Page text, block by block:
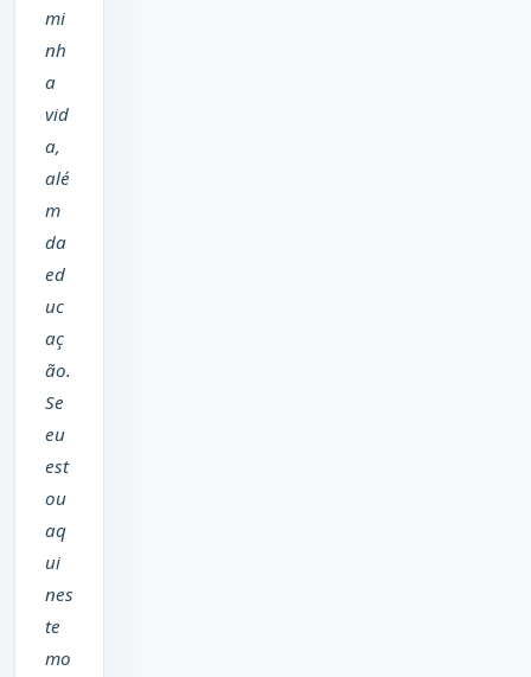
mi
nh
a
vid
a,
alé
m
da
ed
uc
aç
ão.
Se
eu
est
ou
aq
ui
nes
te
mo